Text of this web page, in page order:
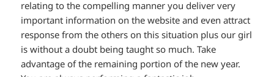
relating to the compelling manner you deliver very
important information on the website and even attract
response from the others on this situation plus our girl
is without a doubt being taught so much. Take
advantage of the remaining portion of the new year.